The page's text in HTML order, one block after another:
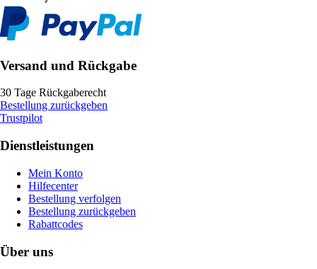
Versand und Rückgabe
30 Tage Rückgaberecht
Bestellung zurückgeben
Trustpilot
Dienstleistungen
Mein Konto
Hilfecenter
Bestellung verfolgen
Bestellung zurückgeben
Rabattcodes
Über uns